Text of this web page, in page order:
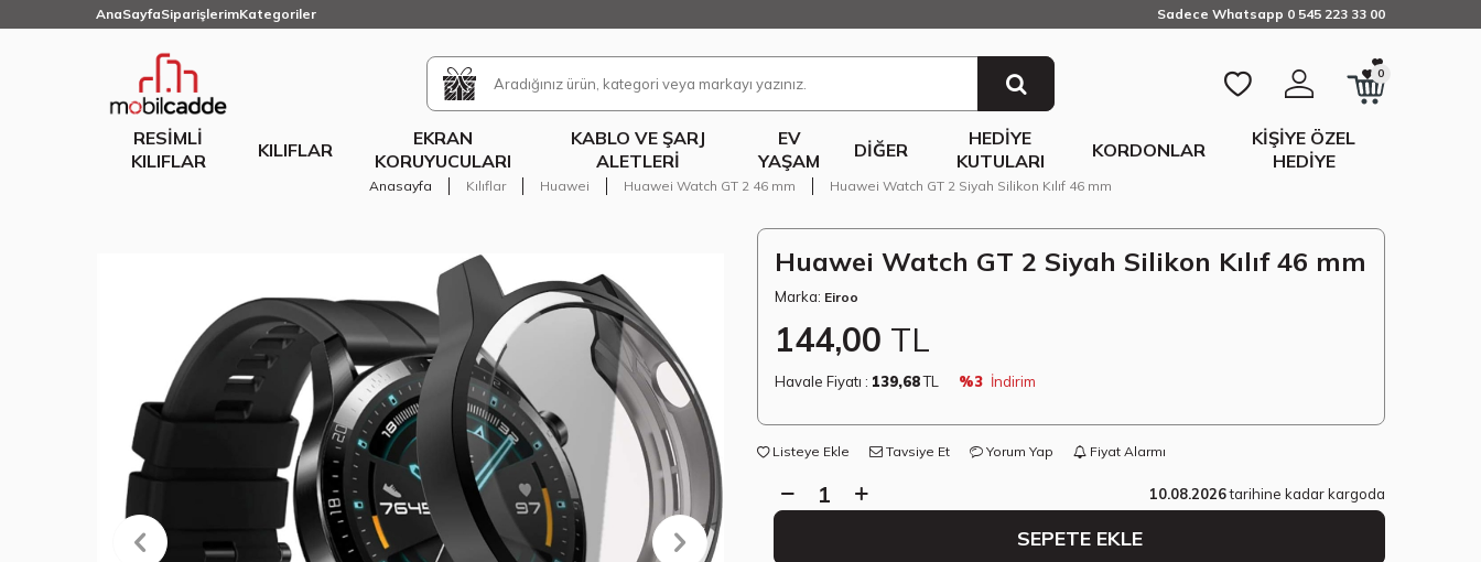
AnaSayfaSiparişlerimKategoriler Sadece Whatsapp 0 545 223 33 00
0
RESIMLI
KILIFLAR
KILIFLAR
EKRAN
KORUYUCULARI
KABLO VE ŞARJ
ALETLERI
EV
YAŞAM
DIĞER
HEDIYE
KUTULARI
KORDONLAR
KIŞIYE ÖZEL
HEDIYE
Anasayfa Kılıflar Huawei Huawei Watch GT 2 46 mm Huawei Watch GT 2 Siyah Silikon Kılıf 46 mm
Huawei Watch GT 2 Siyah Silikon Kılıf 46 mm
Marka: Eiroo
144,00 TL
Havale Fiyatı : 139,68TL %3 İndirim
Listeye Ekle Tavsiye Et Yorum Yap Fiyat Alarmı
10.08.2026tarihine kadar kargoda
SEPETE EKLE